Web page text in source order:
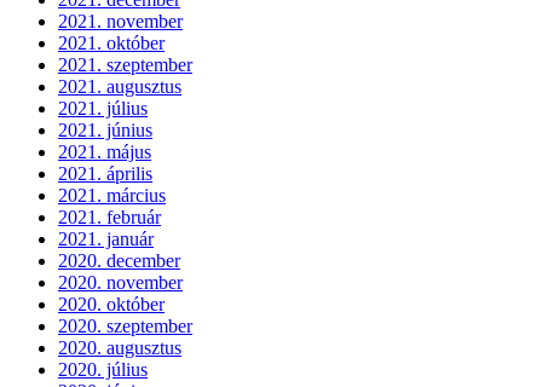
2021. november
2021. október
2021. szeptember
2021. augusztus
2021. július
2021. június
2021. május
2021. április
2021. március
2021. február
2021. január
2020. december
2020. november
2020. október
2020. szeptember
2020. augusztus
2020. július